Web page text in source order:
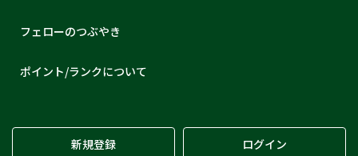
フェローのつぶやき
ポイント/ランクについて
新規登録 ログイン